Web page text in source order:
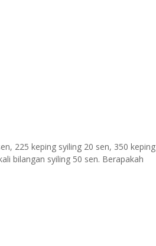
225 keping syiling 20 sen, 350 keping
bilangan syiling 50 sen. Berapakah